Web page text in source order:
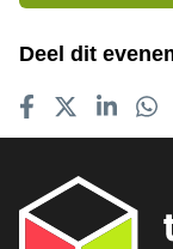
Deel dit
Delen op
TweetDelen